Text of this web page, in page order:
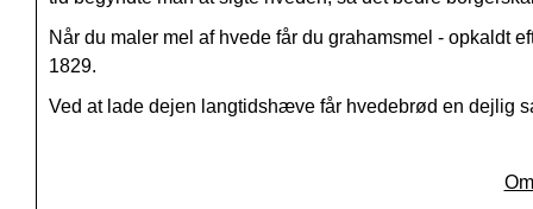
Når du maler mel af hvede får du grahamsmel - opkaldt
1829.
Ved at lade dejen langtidshæve får hvedebrød en dejlig